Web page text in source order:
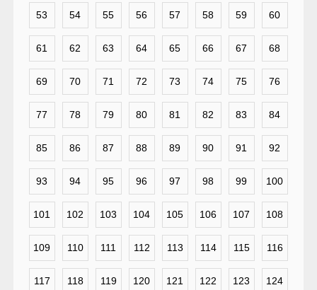
53 54 55 56 57 58 59 60
61 62 63 64 65 66 67 68
69 70 71 72 73 74 75 76
77 78 79 80 81 82 83 84
85 86 87 88 89 90 91 92
93 94 95 96 97 98 99 100
101 102 103 104 105 106 107 108
109 110 111 112 113 114 115 116
117 118 119 120 121 122 123 124